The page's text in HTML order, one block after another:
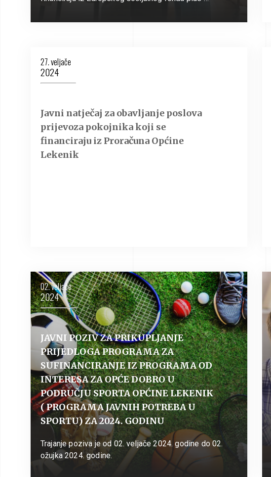
27. veljače
2024
Javni natječaj za obavljanje poslova
prijevoza pokojnika koji se
financiraju iz Proračuna Općine
Lekenik
02. veljače
2024
JAVNI POZIV ZA PRIKUPLJANJE
PRIJEDLOGA PROGRAMA ZA
SUFINANCIRANJE IZ PROGRAMA OD
INTERESA ZA OPĆE DOBRO U
PODRUČJU SPORTA OPĆINE LEKENIK
( PROGRAMA JAVNIH POTREBA U
SPORTU) ZA 2024. GODINU
Trajanje poziva je od 02. veljače 2024. godine do 02.
ožujka 2024. godine.